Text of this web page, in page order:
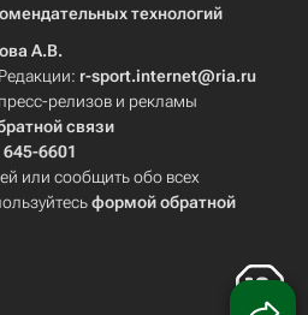
технологий
А.В.
r-sport.internet@ria.ru
релизов и рекламы
связи
6601
или сообщить обо всех
формой обратной